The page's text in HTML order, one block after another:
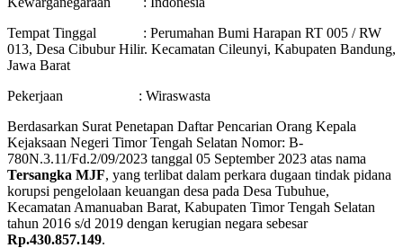
Tempat Tinggal : Perumahan Bumi Harapan RT 005 / RW
013, Desa Cibubur Hilir. Kecamatan Cileunyi, Kabupaten Bandung,
Jawa Barat
Pekerjaan : Wiraswasta
Berdasarkan Surat Penetapan Daftar Pencarian Orang Kepala
Kejaksaan Negeri Timor Tengah Selatan Nomor: B-
780N.3.11/Fd.2/09/2023 tanggal 05 September 2023 atas nama
Tersangka MJF, yang terlibat dalam perkara dugaan tindak pidana
korupsi pengelolaan keuangan desa pada Desa Tubuhue,
Kecamatan Amanuaban Barat, Kabupaten Timor Tengah Selatan
tahun 2016 s/d 2019 dengan kerugian negara sebesar
Rp.430.857.149.